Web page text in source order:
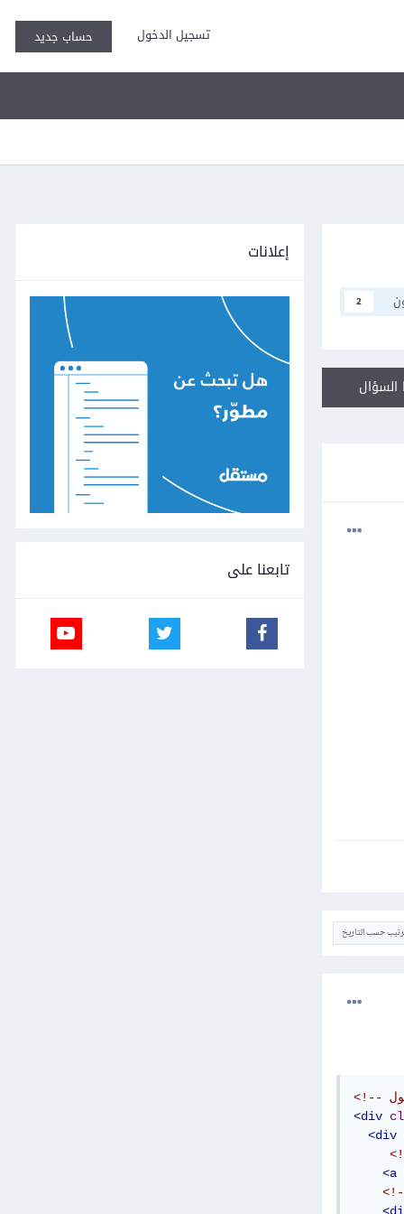
تسجيل الدخول حساب جديد
2
حسب التاريخ
<div
<div
<a
إعلانات
تابعنا على